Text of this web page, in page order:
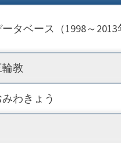
ータベース（1998～
教
わきょう